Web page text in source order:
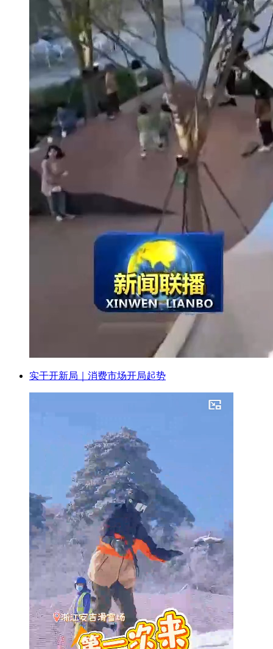
实干开新局｜消费市场开局起势